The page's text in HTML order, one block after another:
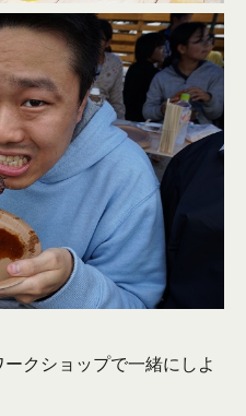
クショップで一緒にしよ